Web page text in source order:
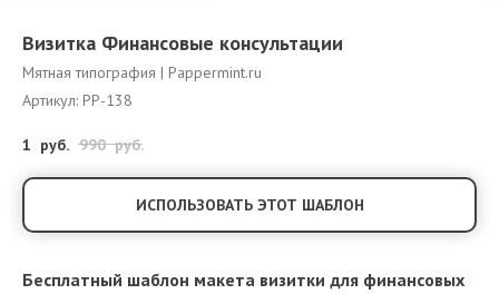
Визитка Финансовые консультации
Мятная типография | Pappermint.ru
Артикул: PP-138
1 руб. 990 руб.
ИСПОЛЬЗОВАТЬ ЭТОТ ШАБЛОН
Бесплатный шаблон макета визитки для финансовых